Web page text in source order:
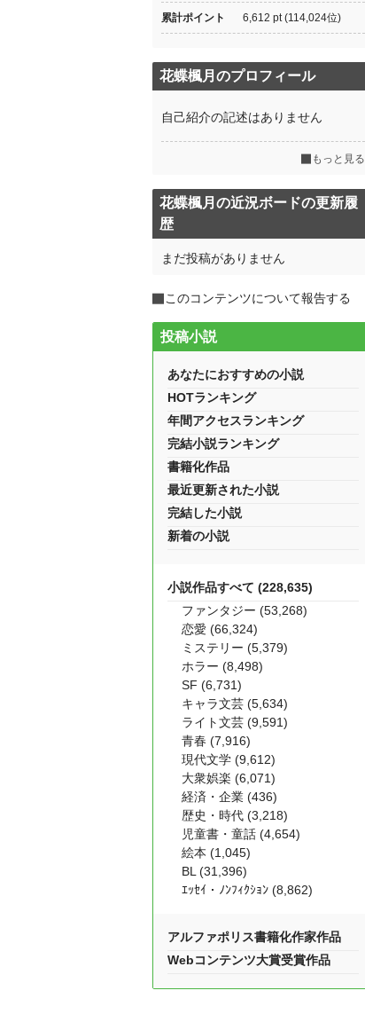
累計ポイント 6,612 pt (114,024位)
花蝶楓月のプロフィール
自己紹介の記述はありません
もっと見る
花蝶楓月の近況ボードの更新履
歴
まだ投稿がありません
このコンテンツについて報告する
投稿小説
あなたにおすすめの小説
HOTランキング
年間アクセスランキング
完結小説ランキング
書籍化作品
最近更新された小説
完結した小説
新着の小説
小説作品すべて (228,635)
ファンタジー (53,268)
恋愛 (66,324)
ミステリー (5,379)
ホラー (8,498)
SF (6,731)
キャラ文芸 (5,634)
ライト文芸 (9,591)
青春 (7,916)
現代文学 (9,612)
大衆娯楽 (6,071)
経済・企業 (436)
歴史・時代 (3,218)
児童書・童話 (4,654)
絵本 (1,045)
BL (31,396)
ｴｯｾｲ・ﾉﾝﾌｨｸｼｮﾝ (8,862)
アルファポリス書籍化作家作品
Webコンテンツ大賞受賞作品